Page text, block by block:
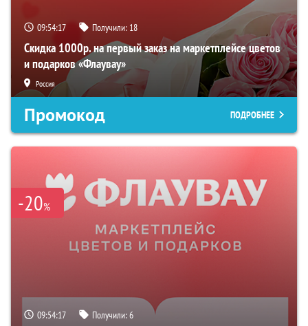
09:54:16 Получили: 18
Скидка 1000р. на первый заказ на маркетплейсе цветов
и подарков «Флаувау»
Россия
Промокод ПОДРОБНЕЕ
-20%
09:54:16 Получили:6